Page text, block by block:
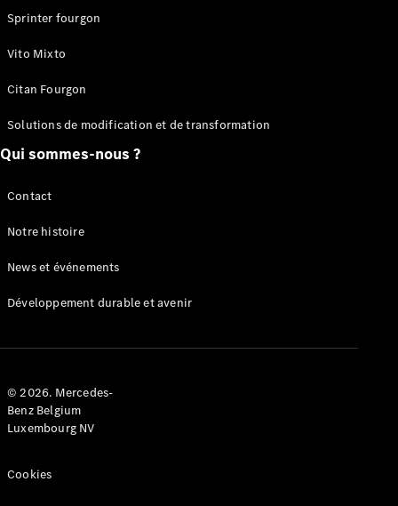
Vito
Vito
Fourgon
Vito Tourer
Configurateur
Mercedes-
Citan
Configurateur
Mercedes-
Benz Store
Marco Polo
Sprinter fourgon
Vito Mixto
Citan Fourgon
Solutions de modification et de transformation
Qui sommes-nous ?
Contact
Notre histoire
News et événements
Développement durable et avenir
© 2026. Mercedes-
Benz Belgium
Luxembourg NV
Cookies